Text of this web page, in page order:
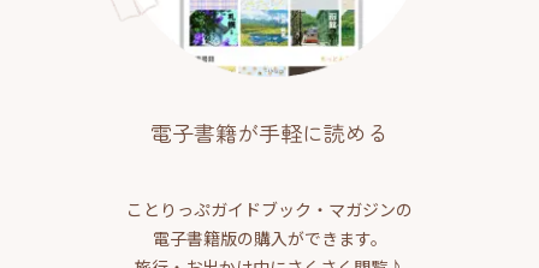
電子書籍が手軽に読める
ことりっぷガイドブック・マガジンの
電子書籍版の購入ができます。